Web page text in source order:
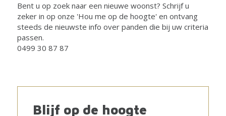
Bent u op zoek naar een nieuwe woonst? Schrijf u
zeker in op onze 'Hou me op de hoogte' en ontvang
steeds de nieuwste info over panden die bij uw criteria
passen.
0499 30 87 87
Blijf op de hoogte